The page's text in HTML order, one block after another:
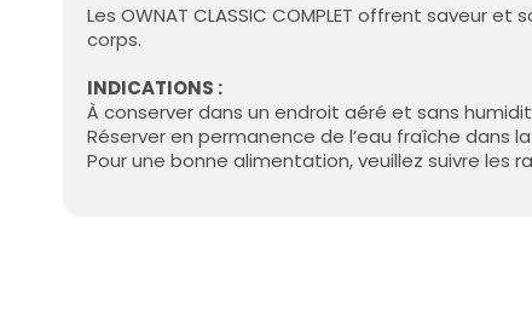
Les OWNAT CLASSIC COMPLET offrent
corps.
INDICATIONS :
À conserver dans un endroit aéré et sans
Réserver en permanence de l’eau fraîche dans
Pour une bonne alimentation, veuillez suivre les